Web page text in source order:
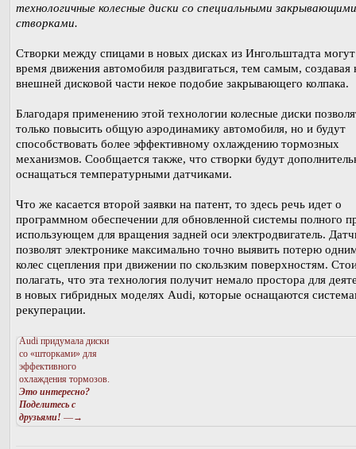
технологичные колесные диски со специальными
створками.
Створки между спицами в новых дисках из Ингольштадта
время движения автомобиля раздвигаться, тем самым, создавая
внешней дисковой части некое подобие закрывающего колпака.
Благодаря применению этой технологии колесные диски
только повысить общую аэродинамику автомобиля, но и будут
способствовать более эффективному охлаждению тормозных
механизмов. Сообщается также, что створки будут
оснащаться температурными датчиками.
Что же касается второй заявки на патент, то здесь речь идет о
программном обеспечении для обновленной системы полного
использующем для вращения задней оси электродвигатель.
позволят электронике максимально точно выявить потерю
колес сцепления при движении по скользким поверхностям.
полагать, что эта технология получит немало простора для
в новых гибридных моделях Audi, которые оснащаются
рекуперации.
Audi придумала диски
со «шторками» для
эффективного
охлаждения тормозов.
Это интересно?
Поделитесь с
друзьями! —→